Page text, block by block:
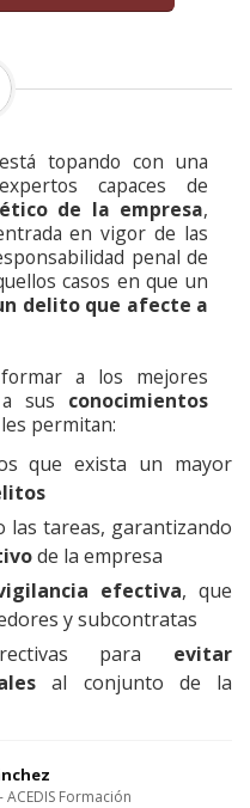
topando con una
capaces de
de la empresa,
en vigor de las
penal de
casos en que un
delito que afecte a
a los mejores
sus conocimientos
permitan:
que exista un mayor
las tareas, garantizando
de la empresa
efectiva, que
y subcontratas
para evitar
al conjunto de la
Formación